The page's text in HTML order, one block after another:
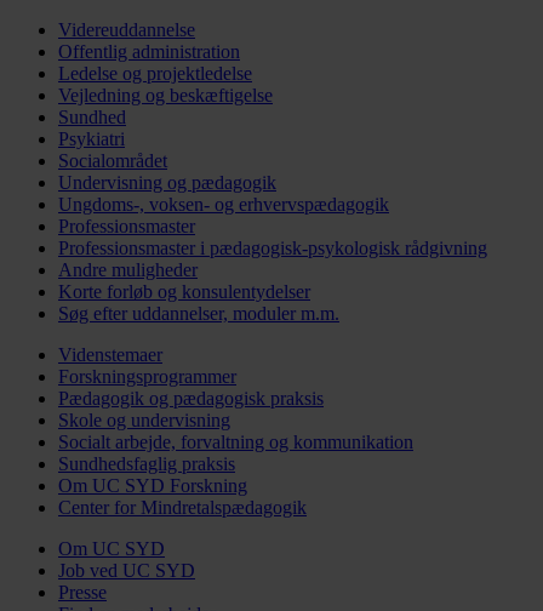
Videreuddannelse
Offentlig administration
Ledelse og projektledelse
Vejledning og beskæftigelse
Sundhed
Psykiatri
Socialområdet
Undervisning og pædagogik
Ungdoms-, voksen- og erhvervspædagogik
Professionsmaster
Professionsmaster i pædagogisk-psykologisk rådgivning
Andre muligheder
Korte forløb og konsulentydelser
Søg efter uddannelser, moduler m.m.
Videnstemaer
Forskningsprogrammer
Pædagogik og pædagogisk praksis
Skole og undervisning
Socialt arbejde, forvaltning og kommunikation
Sundhedsfaglig praksis
Om UC SYD Forskning
Center for Mindretalspædagogik
Om UC SYD
Job ved UC SYD
Presse